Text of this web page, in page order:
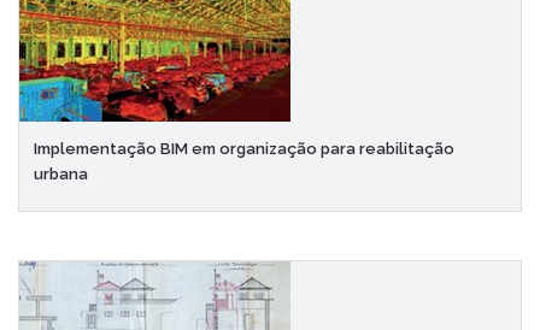
Implementação BIM em organização para reabilitação
urbana